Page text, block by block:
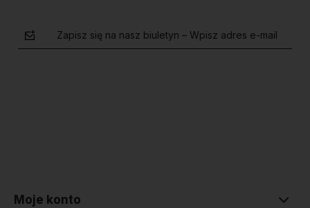
Zapisz się na nasz biuletyn – Wpisz adres e-mail
Moje konto